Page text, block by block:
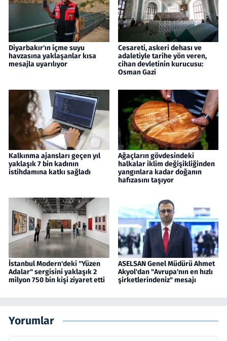
Diyarbakır'ın içme suyu
havzasına yaklaşanlar kısa
mesajla uyarılıyor
Cesareti, askeri dehası ve
adaletiyle tarihe yön veren,
cihan devletinin kurucusu:
Osman Gazi
Kalkınma ajansları geçen yıl
yaklaşık 7 bin kadının
istihdamına katkı sağladı
Ağaçların gövdesindeki
halkalar iklim değişikliğinden
yangınlara kadar doğanın
hafızasını taşıyor
İstanbul Modern'deki "Yüzen
Adalar" sergisini yaklaşık 2
milyon 750 bin kişi ziyaret etti
ASELSAN Genel Müdürü Ahmet
Akyol'dan "Avrupa'nın en hızlı
şirketlerindeniz" mesajı
Yorumlar